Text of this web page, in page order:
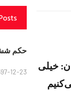
خیلی
حکم
12-23